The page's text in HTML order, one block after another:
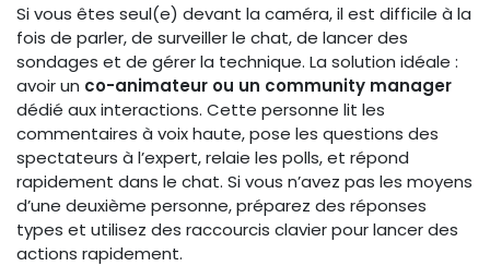
Si vous êtes seul(e) devant la caméra, il est difficile à la
fois de parler, de surveiller le chat, de lancer des
sondages et de gérer la technique. La solution idéale :
avoir un co-animateur ou un community manager
dédié aux interactions. Cette personne lit les
commentaires à voix haute, pose les questions des
spectateurs à l’expert, relaie les polls, et répond
rapidement dans le chat. Si vous n’avez pas les moyens
d’une deuxième personne, préparez des réponses
types et utilisez des raccourcis clavier pour lancer des
actions rapidement.